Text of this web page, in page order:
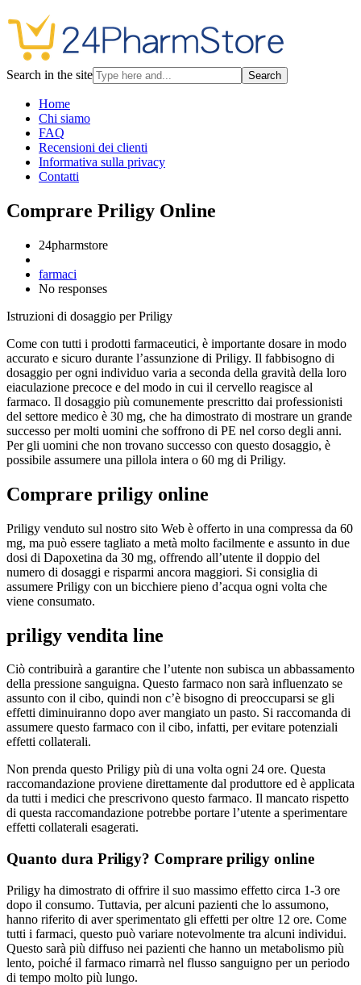
Search in the site Search
Home
Chi siamo
FAQ
Recensioni dei clienti
Informativa sulla privacy
Contatti
Comprare Priligy Online
24pharmstore
farmaci
No responses
Istruzioni di dosaggio per Priligy
Come con tutti i prodotti farmaceutici, è importante dosare in modo
accurato e sicuro durante l’assunzione di Priligy. Il fabbisogno di
dosaggio per ogni individuo varia a seconda della gravità della loro
eiaculazione precoce e del modo in cui il cervello reagisce al
farmaco. Il dosaggio più comunemente prescritto dai professionisti
del settore medico è 30 mg, che ha dimostrato di mostrare un grande
successo per molti uomini che soffrono di PE nel corso degli anni.
Per gli uomini che non trovano successo con questo dosaggio, è
possibile assumere una pillola intera o 60 mg di Priligy.
Comprare priligy online
Priligy venduto sul nostro sito Web è offerto in una compressa da 60
mg, ma può essere tagliato a metà molto facilmente e assunto in due
dosi di Dapoxetina da 30 mg, offrendo all’utente il doppio del
numero di dosaggi e risparmi ancora maggiori. Si consiglia di
assumere Priligy con un bicchiere pieno d’acqua ogni volta che
viene consumato.
priligy vendita line
Ciò contribuirà a garantire che l’utente non subisca un abbassamento
della pressione sanguigna. Questo farmaco non sarà influenzato se
assunto con il cibo, quindi non c’è bisogno di preoccuparsi se gli
effetti diminuiranno dopo aver mangiato un pasto. Si raccomanda di
assumere questo farmaco con il cibo, infatti, per evitare potenziali
effetti collaterali.
Non prenda questo Priligy più di una volta ogni 24 ore. Questa
raccomandazione proviene direttamente dal produttore ed è applicata
da tutti i medici che prescrivono questo farmaco. Il mancato rispetto
di questa raccomandazione potrebbe portare l’utente a sperimentare
effetti collaterali esagerati.
Quanto dura Priligy? Comprare priligy online
Priligy ha dimostrato di offrire il suo massimo effetto circa 1-3 ore
dopo il consumo. Tuttavia, per alcuni pazienti che lo assumono,
hanno riferito di aver sperimentato gli effetti per oltre 12 ore. Come
tutti i farmaci, questo può variare notevolmente tra alcuni individui.
Questo sarà più diffuso nei pazienti che hanno un metabolismo più
lento, poiché il farmaco rimarrà nel flusso sanguigno per un periodo
di tempo molto più lungo.